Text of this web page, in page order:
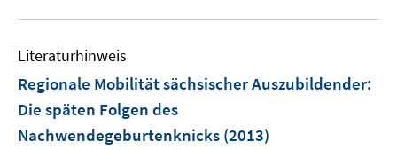
n
u
F
Literaturhinweis
Regionale Mobilität sächsischer Auszubildender:
Die späten Folgen des
Nachwendegeburtenknicks (2013)